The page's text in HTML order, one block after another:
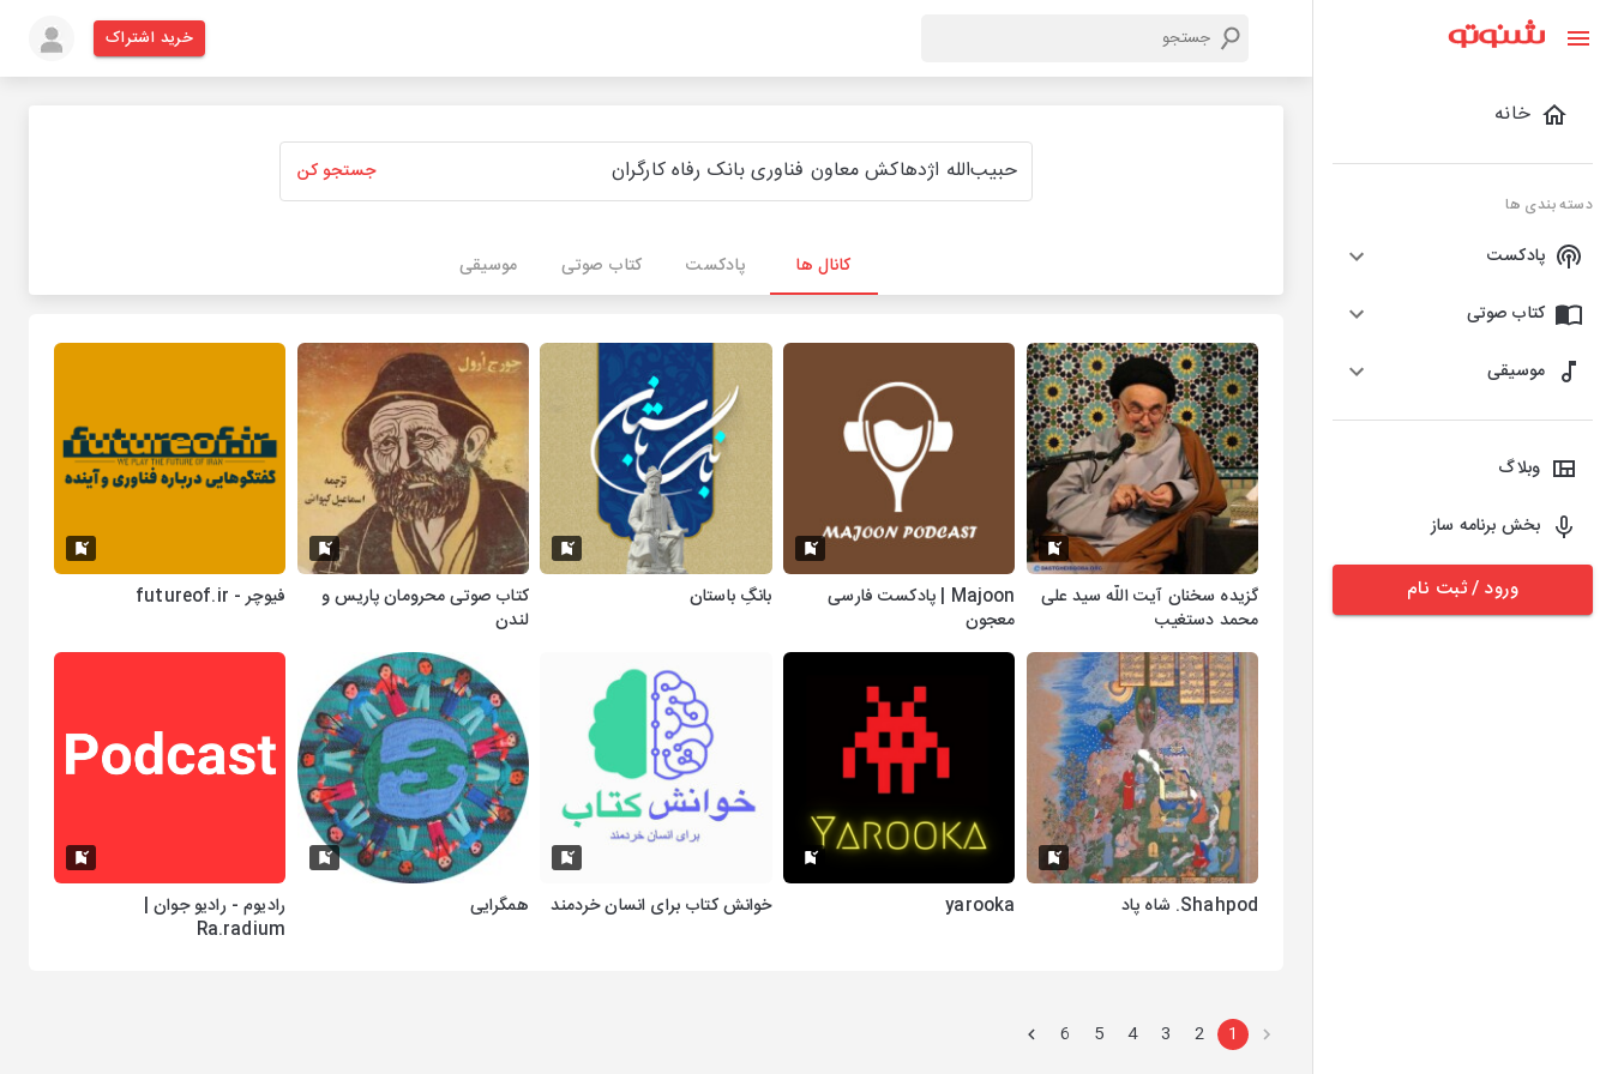
خانه
دسته بندی ها
پادکست
کتاب صوتی
موسیقی
وبلاگ
بخش برنامه ساز
ورود / ثبت نام
خرید اشتراک
جستجو کن
کانال ها پادکست کتاب صوتی موسیقی
گزیده سخنان آیت اللّه سید علی
محمد دستغیب
Majoon | پادکست فارسی
معجون
بانگِ باستان
کتاب صوتی محرومان پاریس و
لندن
فیوچر - futureof.ir
Shahpod. شاه پاد yarooka خوانش کتاب برای انسان خردمند همگرایی
رادیوم - رادیو جوان |
Ra.radium
1
2
3
4
5
6